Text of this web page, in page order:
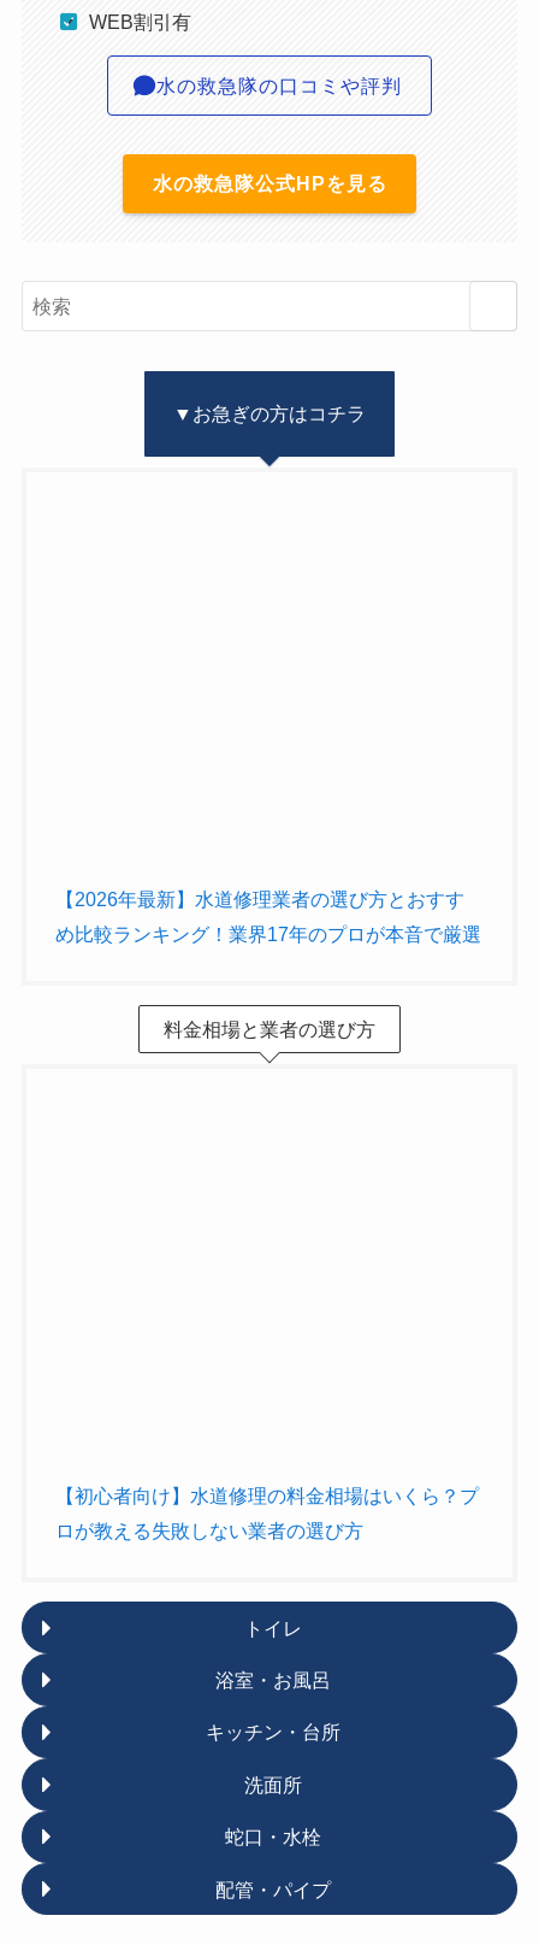
WEB割引有
水の救急隊の口コミや評判
水の救急隊公式HPを見る
▼お急ぎの方はコチラ
【2026年最新】水道修理業者の選び方とおすす
め比較ランキング！業界17年のプロが本音で厳選
料金相場と業者の選び方
【初心者向け】水道修理の料金相場はいくら？プ
ロが教える失敗しない業者の選び方
トイレ
浴室・お風呂
キッチン・台所
洗面所
蛇口・水栓
配管・パイプ